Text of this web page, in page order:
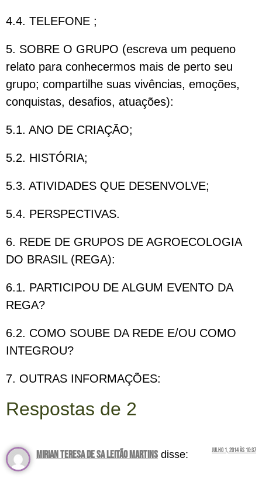
4.4. TELEFONE ;
5. SOBRE O GRUPO (escreva um pequeno
relato para conhecermos mais de perto seu
grupo; compartilhe suas vivências, emoções,
conquistas, desafios, atuações):
5.1. ANO DE CRIAÇÃO;
5.2. HISTÓRIA;
5.3. ATIVIDADES QUE DESENVOLVE;
5.4. PERSPECTIVAS.
6. REDE DE GRUPOS DE AGROECOLOGIA
DO BRASIL (REGA):
6.1. PARTICIPOU DE ALGUM EVENTO DA
REGA?
6.2. COMO SOUBE DA REDE E/OU COMO
INTEGROU?
7. OUTRAS INFORMAÇÕES:
Respostas de 2
mirian teresa de sa leitão martins disse: julho 1, 2014 às 10:37